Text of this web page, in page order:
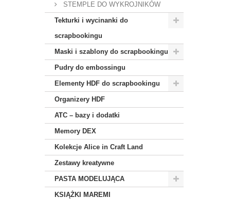
STEMPLE DO WYKROJNIKÓW
Tekturki i wycinanki do
scrapbookingu
Maski i szablony do scrapbookingu
Pudry do embossingu
Elementy HDF do scrapbookingu
Organizery HDF
ATC – bazy i dodatki
Memory DEX
Kolekcje Alice in Craft Land
Zestawy kreatywne
PASTA MODELUJĄCA
KSIĄŻKI MAREMI